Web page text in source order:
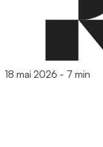
18 mai 2026 - 7 min